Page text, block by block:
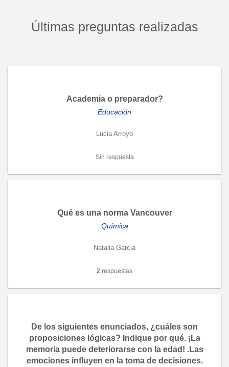
Últimas preguntas realizadas
Academia o preparador?
Educación
Lucia Arroyo
Sin respuesta
Qué es una norma Vancouver
Química
Natalia Garcia
2 respuestas
De los siguientes enunciados, ¿cuáles son
proposiciones lógicas? Indique por qué. ¡La
memoria puede deteriorarse con la edad! .Las
emociones influyen en la toma de decisiones.